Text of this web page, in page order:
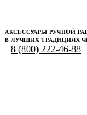
АКСЕССУАРЫ РУЧНОЙ
В ЛУЧШИХ ТРАДИЦИЯХ
8 (800) 222-46-88